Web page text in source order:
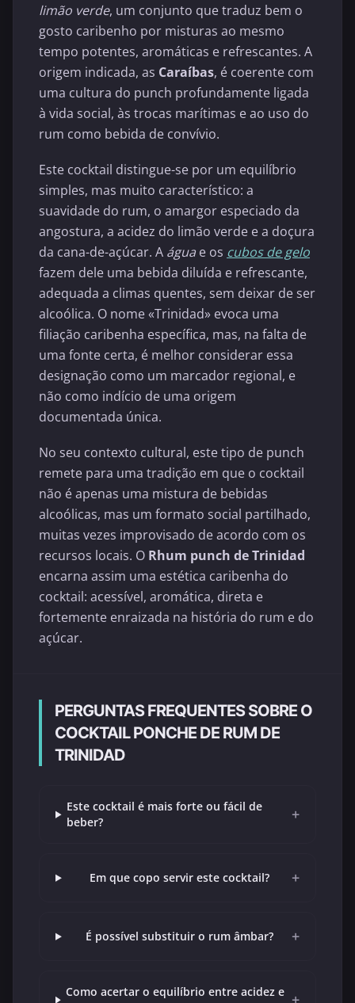
limão verde, um conjunto que traduz bem o
gosto caribenho por misturas ao mesmo
tempo potentes, aromáticas e refrescantes. A
origem indicada, as Caraíbas, é coerente com
uma cultura do punch profundamente ligada
à vida social, às trocas marítimas e ao uso do
rum como bebida de convívio.
Este cocktail distingue-se por um equilíbrio
simples, mas muito característico: a
suavidade do rum, o amargor especiado da
angostura, a acidez do limão verde e a doçura
da cana-de-açúcar. A água e os cubos de gelo
fazem dele uma bebida diluída e refrescante,
adequada a climas quentes, sem deixar de ser
alcoólica. O nome «Trinidad» evoca uma
filiação caribenha específica, mas, na falta de
uma fonte certa, é melhor considerar essa
designação como um marcador regional, e
não como indício de uma origem
documentada única.
No seu contexto cultural, este tipo de punch
remete para uma tradição em que o cocktail
não é apenas uma mistura de bebidas
alcoólicas, mas um formato social partilhado,
muitas vezes improvisado de acordo com os
recursos locais. O Rhum punch de Trinidad
encarna assim uma estética caribenha do
cocktail: acessível, aromática, direta e
fortemente enraizada na história do rum e do
açúcar.
PERGUNTAS FREQUENTES SOBRE O
COCKTAIL PONCHE DE RUM DE
TRINIDAD
Este cocktail é mais forte ou fácil de
beber?
+
Em que copo servir este cocktail? +
É possível substituir o rum âmbar? +
Como acertar o equilíbrio entre acidez e